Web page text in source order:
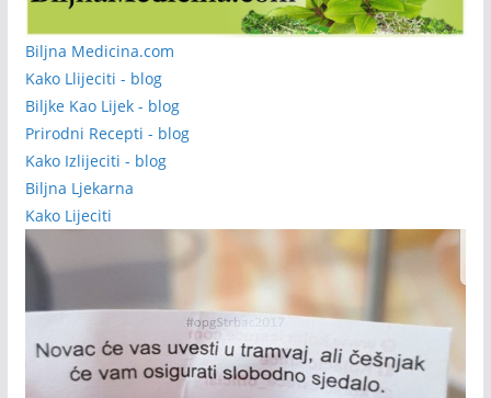
Biljna Medicina.com
Kako Llijeciti - blog
Biljke Kao Lijek - blog
Prirodni Recepti - blog
Kako Izlijeciti - blog
Biljna Ljekarna
Kako Lijeciti